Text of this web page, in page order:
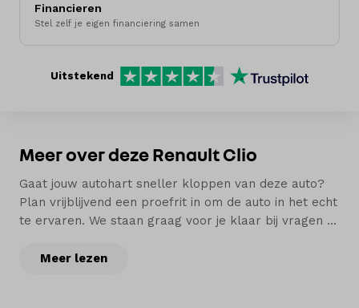
Land
Financieren
Stel zelf je eigen financiering samen
Uitstekend
Meer over deze Renault Clio
Gaat jouw autohart sneller kloppen van deze auto?
Plan vrijblijvend een proefrit in om de auto in het echt
te ervaren. We staan graag voor je klaar bij vragen of
Meer lezen